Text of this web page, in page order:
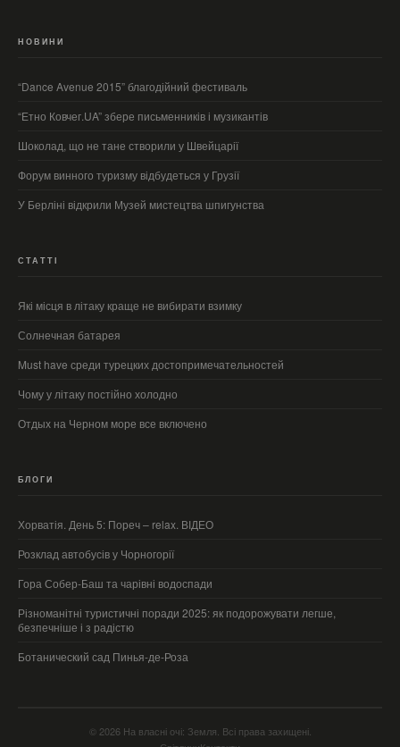
НОВИНИ
“Dance Avenue 2015” благодійний фестиваль
“Етно Ковчег.UA” збере письменників і музикантів
Шоколад, що не тане створили у Швейцарії
Форум винного туризму відбудеться у Грузії
У Берліні відкрили Музей мистецтва шпигунства
СТАТТІ
Які місця в літаку краще не вибирати взимку
Солнечная батарея
Must have среди турецких достопримечательностей
Чому у літаку постійно холодно
Отдых на Черном море все включено
БЛОГИ
Хорватія. День 5: Пореч – relax. ВІДЕО
Розклад автобусів у Чорногорії
Гора Собер-Баш та чарівні водоспади
Різноманітні туристичні поради 2025: як подорожувати легше,
безпечніше і з радістю
Ботанический сад Пинья-де-Роза
© 2026 На власні очі: Земля. Всі права захищені.